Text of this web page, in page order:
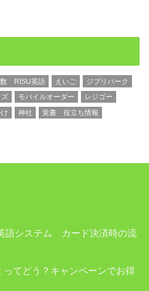
RISU英語 えいご
ジブリパーク
モバイルオーダー
レジゴー
神社 覚書 役立ち情報
語システム カード決済時の流
てどう？キャンペーンでお得